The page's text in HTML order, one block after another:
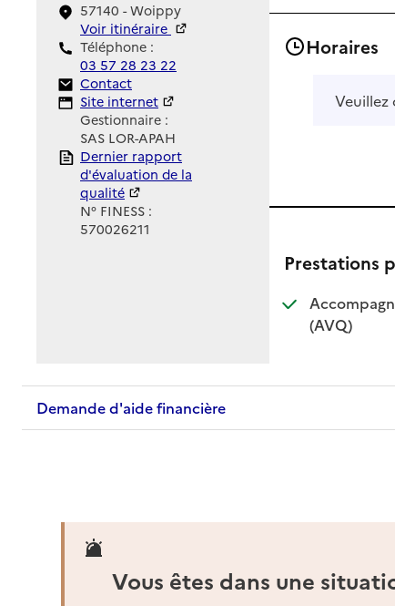
57140 - Woippy
Voir itinéraire
Téléphone :
03 57 28 23 22
Contact
Contact
Site Internet
Site internet
Gestionnaire :
SAS LOR-APAH
Rapport HAS
Dernier rapport
d'évaluation de la
qualité
N° FINESS :
570026211
Horaires
Veuillez
Prestations
(AVQ)
:
: non
Demande d'aide financière
Vous êtes dans une